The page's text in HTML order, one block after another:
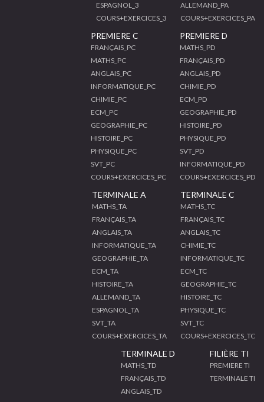
ESPAGNOL_3
COURS+EXERCICES_3
ALLEMAND_PA
COURS+EXERCICES_PA
PREMIERE C
FRANÇAIS_PC
MATHS_PC
ANGLAIS_PC
INFORMATIQUE_PC
CHIMIE_PC
ECM_PC
GEOGRAPHIE_PC
HISTOIRE_PC
PHYSIQUE_PC
SVT_PC
COURS+EXERCICES_PC
PREMIERE D
MATHS_PD
FRANÇAIS_PD
ANGLAIS_PD
CHIMIE_PD
ECM_PD
GEOGRAPHIE_PD
HISTOIRE_PD
PHYSIQUE_PD
SVT_PD
INFORMATIQUE_PD
COURS+EXERCICES_PD
TERMINALE A
MATHS_TA
FRANÇAIS_TA
ANGLAIS_TA
INFORMATIQUE_TA
GEOGRAPHIE_TA
ECM_TA
HISTOIRE_TA
ALLEMAND_TA
ESPAGNOL_TA
SVT_TA
COURS+EXERCICES_TA
TERMINALE C
MATHS_TC
FRANÇAIS_TC
ANGLAIS_TC
CHIMIE_TC
INFORMATIQUE_TC
ECM_TC
GEOGRAPHIE_TC
HISTOIRE_TC
PHYSIQUE_TC
SVT_TC
COURS+EXERCICES_TC
TERMINALE D
MATHS_TD
FRANÇAIS_TD
ANGLAIS_TD
FILIÈRE TI
PREMIERE TI
TERMINALE TI